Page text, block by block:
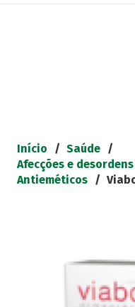
Início / Saúde /
Afecções e
Antieméticos /